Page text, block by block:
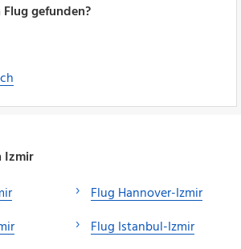
gefunden?
Izmir
Flug Hannover-Izmir
Flug Istanbul-Izmir